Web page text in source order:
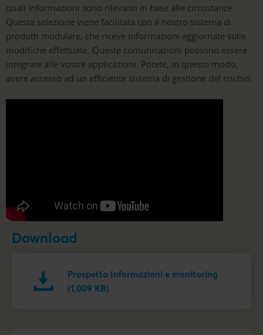
quali informazioni sono rilevanti in base alle circostanze.
Questa selezione viene facilitata con il nostro sistema di
prodotti modulare, che riceve informazioni aggiornate sulle
modifiche effettuate. Queste comunicazioni possono essere
integrate alle vostre applicazioni. Potete, in questo modo,
avere accesso ad un efficiente sistema di gestione del rischio.
Download
Prospetto Informazioni e monitoring
(1,009 KB)